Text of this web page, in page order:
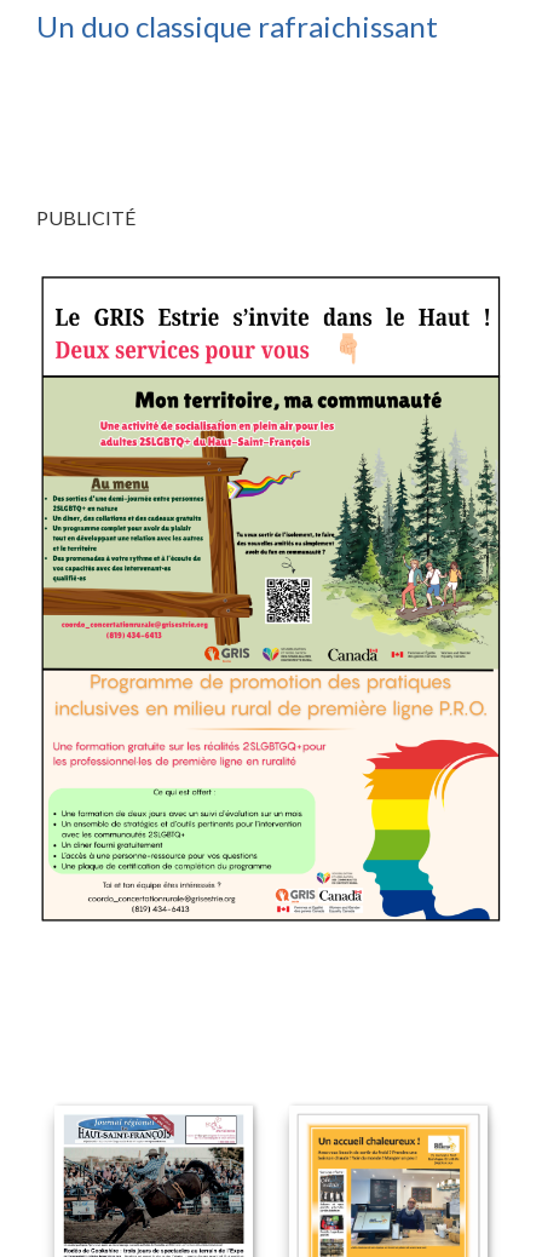
Un duo classique rafraichissant
PUBLICITÉ